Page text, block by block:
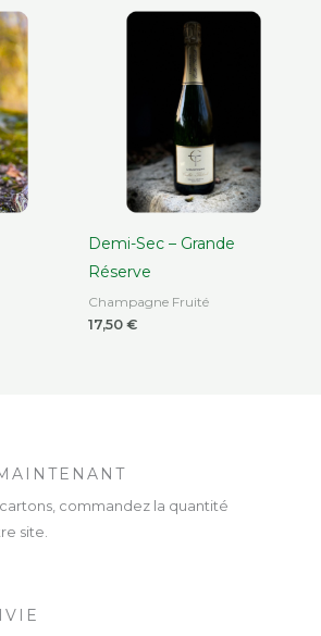
Demi-Sec – Grande
Réserve
Champagne Fruité
17,50 €
commandez la quantité
site.